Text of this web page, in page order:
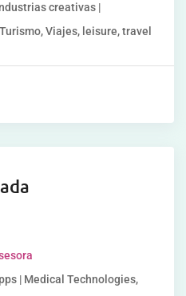
creativas |
Viajes, leisure, travel
| Medical Technologies,